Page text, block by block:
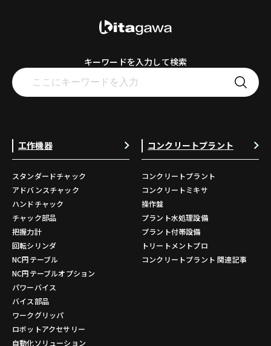
キーワードを入力して検索
工作機器
スタンダードチャック
アドバンスチャック
ハンドチャック
チャック部品
把握力計
回転シリンダ
NC円テーブル
NC円テーブルオプション
パワーバイス
バイス部品
ワークグリッパ
ロボットアクセサリー
自動化ソリューション
コンクリートプラント
コンクリートプラント
コンクリートミキサ
操作盤
プラント水処理設備
プラント付帯設備
トリートメントプロ
コンクリートプラント 関連記事